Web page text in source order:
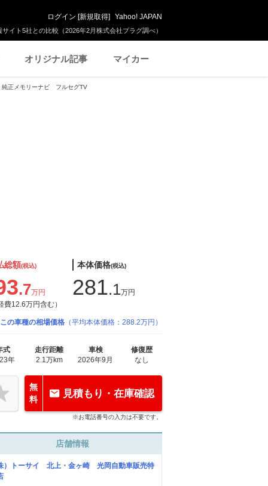
イト5社との比較（2026年2月株式会社プラグ調べ）
ログイン [新規取得] Yahoo! JAPAN
オリジナル記事 マイカー
正メモリーナビ フルセグTV
総額(税込)
.7万円
費12.6万円含む）
本体価格(税込)
281.1万円
この車種の相場価格 （平均本体価格：288.2万円）
式
年
走行距離
2.1万km
車検
2026年9月
修復歴
なし
無
料
見積もり・在庫確認
※お電話番号の入力は不要です。
店舗情報
）トーサイ 北上・金ヶ崎 光岡自動車販売特